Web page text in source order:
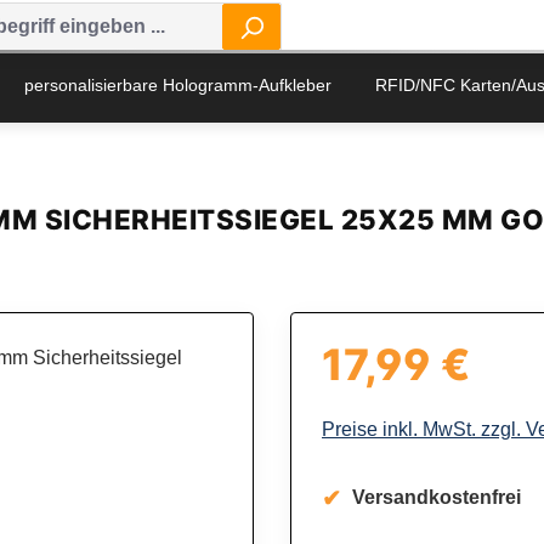
personalisierbare Hologramm-Aufkleber RFID/NFC Karten/
SICHERHEITSSIEGEL 25X25 MM
Regulärer Preis:
17,99 €
Preise inkl. MwSt. zzgl.
Versandkostenfrei